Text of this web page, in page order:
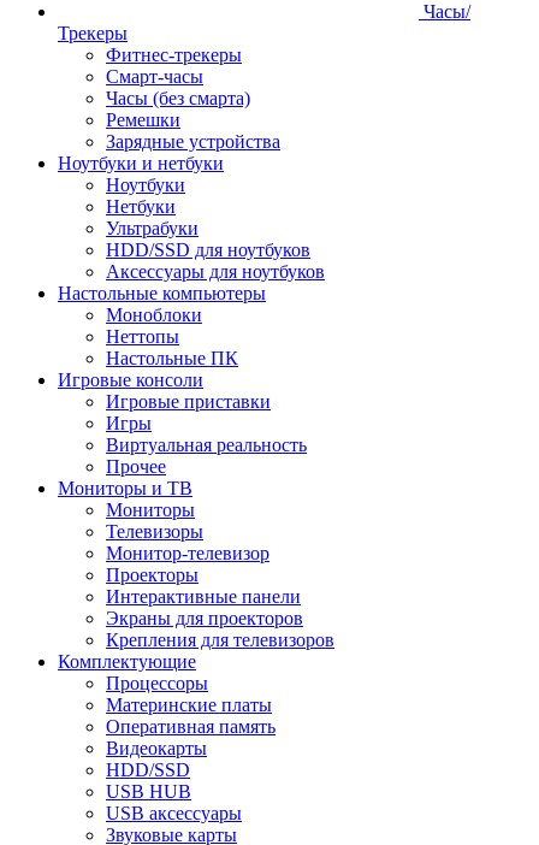
Часы/
Трекеры
Фитнес-трекеры
Смарт-часы
Часы (без смарта)
Ремешки
Зарядные устройства
Ноутбуки и нетбуки
Ноутбуки
Нетбуки
Ультрабуки
HDD/SSD для ноутбуков
Аксессуары для ноутбуков
Настольные компьютеры
Моноблоки
Неттопы
Настольные ПК
Игровые консоли
Игровые приставки
Игры
Виртуальная реальность
Прочее
Мониторы и ТВ
Мониторы
Телевизоры
Монитор-телевизор
Проекторы
Интерактивные панели
Экраны для проекторов
Крепления для телевизоров
Комплектующие
Процессоры
Материнские платы
Оперативная память
Видеокарты
HDD/SSD
USB HUB
USB аксессуары
Звуковые карты